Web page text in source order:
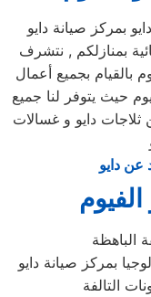
بمركز صيانة دايو
بمنازلكم , نتشرف
بالقيام بجميع أعمال
حيث يتوفر لنا جميع
ثلاجات دايو و غسالات
عن دايو
الباهظة
بمركز صيانة دايو
التالفة